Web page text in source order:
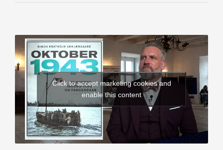
Click to accept marketing cookies and
enable this content